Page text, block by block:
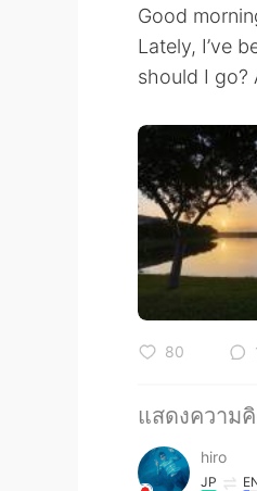
Good
Lately, I’ve
should I go?
80
แสดงความ
hiro
JP